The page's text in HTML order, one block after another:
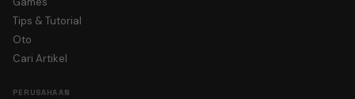
Tips & Tutorial
Oto
Cari Artikel
PERUSAHAAN